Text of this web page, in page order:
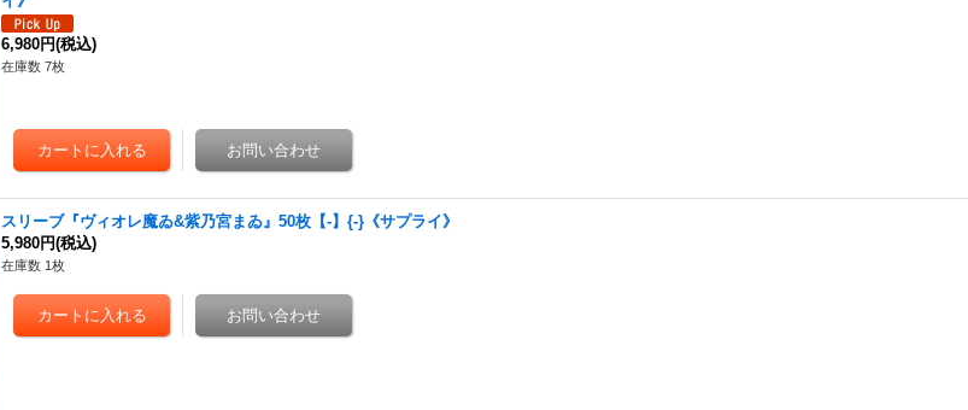
6,980円(税込)
在庫数 7枚
スリーブ『ヴィオレ魔ゐ&紫乃宮まゐ』50枚【-】{-}《サプライ》
5,980円(税込)
在庫数 1枚